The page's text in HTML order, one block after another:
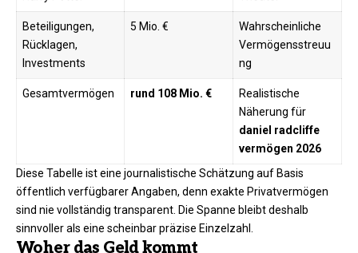
Beteiligungen,
Rücklagen,
Investments
5 Mio. €
Wahrscheinliche
Vermögensstreuu
ng
Gesamtvermögen rund 108 Mio. €
Realistische
Näherung für
daniel radcliffe
vermögen 2026
Diese Tabelle ist eine journalistische Schätzung auf Basis
öffentlich verfügbarer Angaben, denn exakte Privatvermögen
sind nie vollständig transparent. Die Spanne bleibt deshalb
sinnvoller als eine scheinbar präzise Einzelzahl.
Woher das Geld kommt